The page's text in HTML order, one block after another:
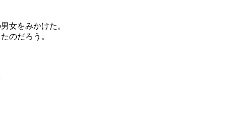
女をみかけた。
のだろう。